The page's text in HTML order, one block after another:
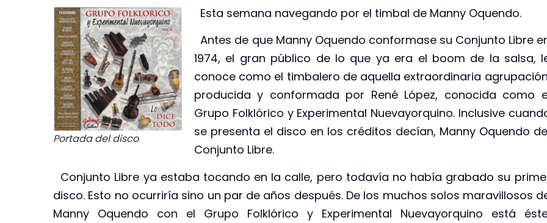
Portada del disco
Esta semana navegando por el timbal de Manny Oquendo.
Antes de que Manny Oquendo conformase su Conjunto Libre
1974, el gran público de lo que ya era el boom de la salsa,
conoce como el timbalero de aquella extraordinaria
producida y conformada por René López, conocida como
Grupo Folklórico y Experimental Nuevayorquino. Inclusive
se presenta el disco en los créditos decían, Manny Oquendo
Conjunto Libre.
Conjunto Libre ya estaba tocando en la calle, pero todavía no había grabado su
disco. Esto no ocurriría sino un par de años después. De los muchos solos maravillosos
Manny Oquendo con el Grupo Folklórico y Experimental Nuevayorquino está